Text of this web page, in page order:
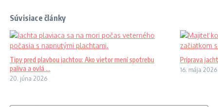
Súvisiace články
Tipy pred plavbou jachtou: Ako vietor mení spotrebu
paliva a ovlá ...
20. júna 2026
Príprava
16. mája 2026